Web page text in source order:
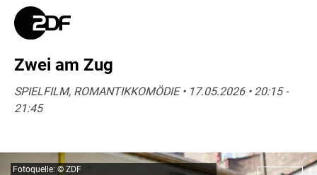
Zwei am Zug
SPIELFILM, ROMANTIKKOMÖDIE • 17.05.2026 • 20:15 -
21:45
Fotoquelle: © ZDF